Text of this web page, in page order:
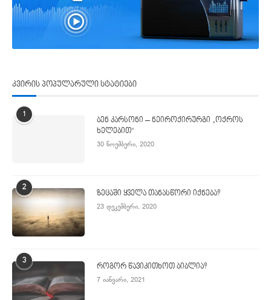
კვირის პოპულარული სტატიები
1
ბენ კარსონი – ნეიროქირურგი „ოქროს
ხელებით“
30 ნოემბერი, 2020
2
ზეცაში ყველა თანასწორი იქნება?
23 დეკემბერი, 2020
3
როგორ წავიკითხოთ ბიბლია?
7 იანვარი, 2021